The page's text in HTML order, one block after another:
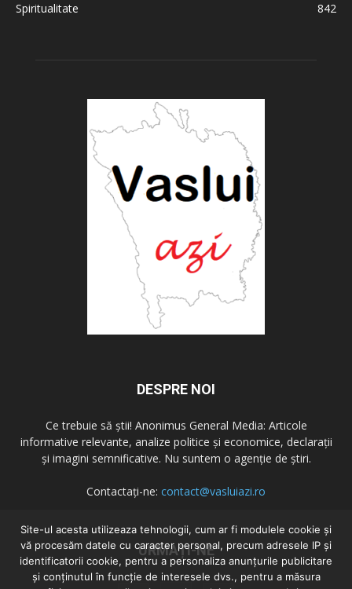
Spiritualitate
842
DESPRE NOI
Ce trebuie să știi! Anonimus General Media: Articole
informative relevante, analize politice și economice, declarații
și imagini semnificative. Nu suntem o agenție de știri.
Contactați-ne: contact@vasluiazi.ro
URMAȚI-NE
Site-ul acesta utilizeaza tehnologii, cum ar fi modulele cookie și
vă procesăm datele cu caracter personal, precum adresele IP și
identificatorii cookie, pentru a personaliza anunțurile publicitare
și conținutul în funcție de interesele dvs., pentru a măsura